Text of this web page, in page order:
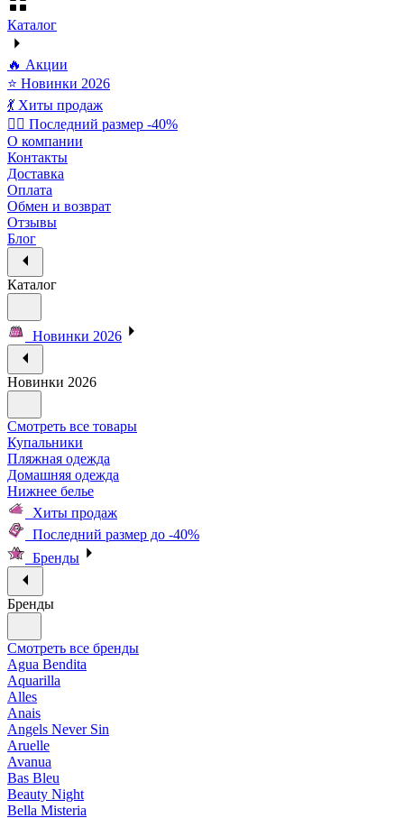
Каталог
🔥 Акции
⭐ Новинки 2026
💃 Хиты продаж
🏃‍♀️ Последний размер -40%
О компании
Контакты
Доставка
Оплата
Обмен и возврат
Отзывы
Блог
Каталог
Новинки 2026
Новинки 2026
Смотреть все товары
Купальники
Пляжная одежда
Домашняя одежда
Нижнее белье
Хиты продаж
Последний размер до -40%
Бренды
Бренды
Смотреть все бренды
Agua Bendita
Aquarilla
Alles
Anais
Angels Never Sin
Aruelle
Avanua
Bas Bleu
Beauty Night
Bella Misteria